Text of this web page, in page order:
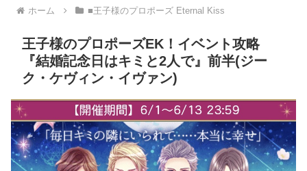
ホーム ■王子様のプロポーズ Eternal Kiss
王子様のプロポーズEK！イベント攻略
『結婚記念日はキミと2人で』前半(ジー
ク・ケヴィン・イヴァン)